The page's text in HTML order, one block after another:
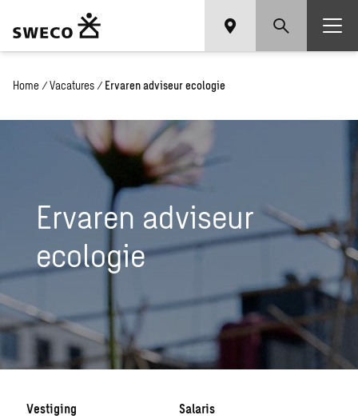
Home / Vacatures / Ervaren adviseur ecologie
Ervaren adviseur
ecologie
Vestiging
Salaris